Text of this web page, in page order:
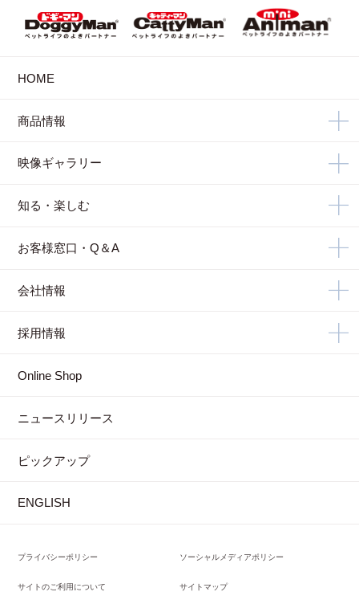
HOME
商品情報
映像ギャラリー
知る・楽しむ
お客様窓口・Q＆A
会社情報
採用情報
Online Shop
ニュースリリース
ピックアップ
ENGLISH
プライバシーポリシー ソーシャルメディアポリシー
サイトのご利用について サイトマップ